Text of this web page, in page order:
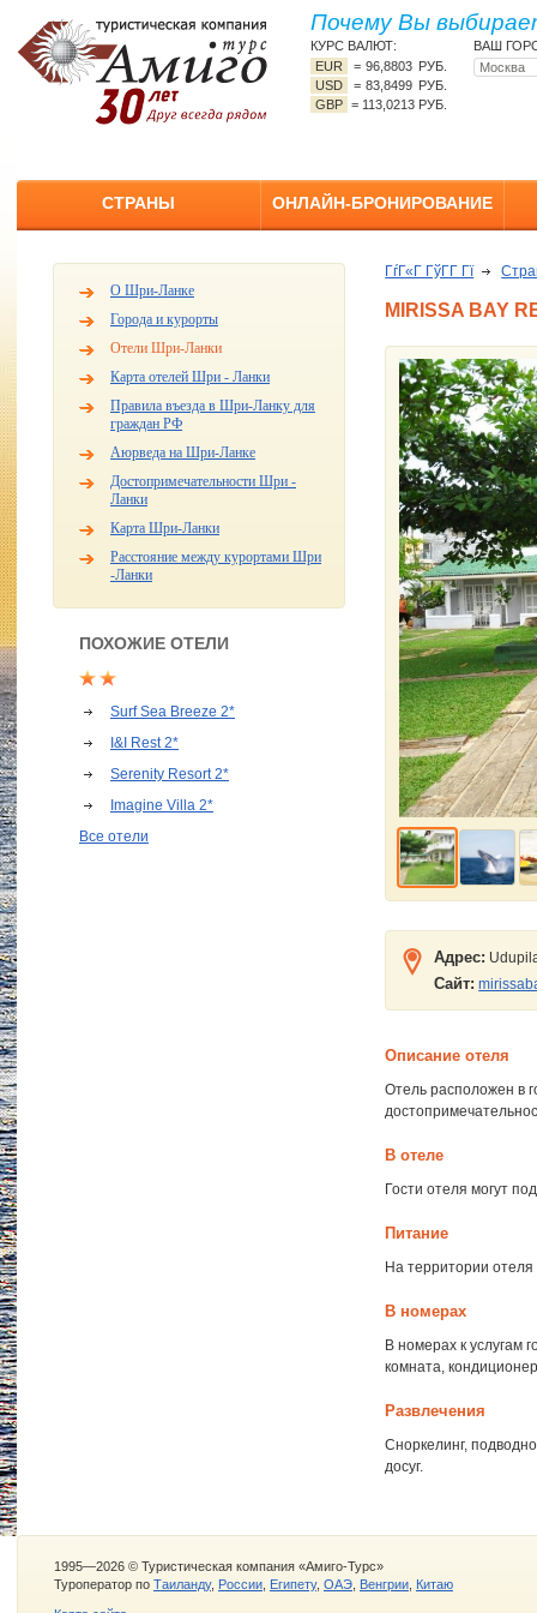
Почему Вы
КУРС ВАЛЮТ:
EUR
=96,8803 РУБ.
USD
=83,8499 РУБ.
GBP = 113,0213 РУБ.
ВАШ
СТРАНЫ ОНЛАЙН-БРОНИРОВАНИЕ
О Шри-Ланке
Города и курорты
Отели Шри-Ланки
Карта отелей Шри - Ланки
Правила въезда в Шри-Ланку для
граждан РФ
Аюрведа на Шри-Ланке
Достопримечательности Шри -
Ланки
Карта Шри-Ланки
Расстояние между курортами Шри
-Ланки
ПОХОЖИЕ ОТЕЛИ
Surf Sea Breeze 2*
I&I Rest 2*
Serenity Resort 2*
Imagine Villa 2*
Все отели
ГѓГ«Г ГўГ­Г Гї
MIRISSA BAY
Адрес:
Сайт:
Описание отеля
Отель расположен в
В отеле
Гости отеля могут
Питание
На территории
В номерах
В номерах к услугам
комната,
Развлечения
Сноркелинг,
досуг.
1995—2026 © Туристическая компания «Амиго-Турс»
Туроператор по Таиланду, России Египету, ОАЭ Венгрии Китаю